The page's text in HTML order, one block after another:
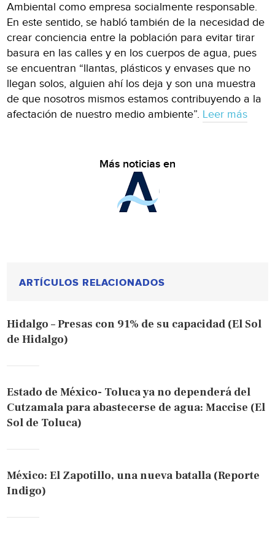
Ambiental como empresa socialmente responsable.
En este sentido, se habló también de la necesidad de
crear conciencia entre la población para evitar tirar
basura en las calles y en los cuerpos de agua, pues
se encuentran “llantas, plásticos y envases que no
llegan solos, alguien ahí los deja y son una muestra
de que nosotros mismos estamos contribuyendo a la
afectación de nuestro medio ambiente”. Leer más
Más noticias en
ARTÍCULOS RELACIONADOS
Hidalgo – Presas con 91% de su capacidad (El Sol
de Hidalgo)
Estado de México- Toluca ya no dependerá del
Cutzamala para abastecerse de agua: Maccise (El
Sol de Toluca)
México: El Zapotillo, una nueva batalla (Reporte
Indigo)